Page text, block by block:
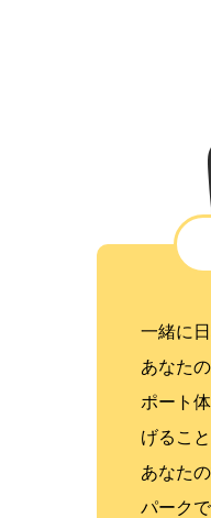
一緒に
あなた
ポート
げるこ
あなた
パーク